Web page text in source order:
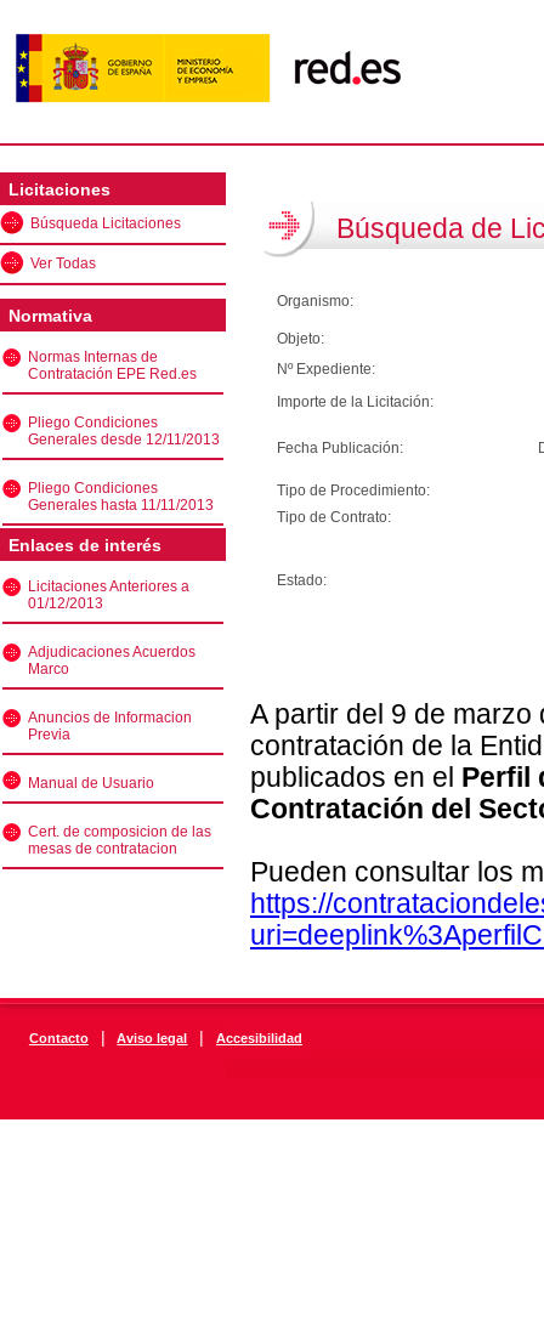
Licitaciones
Búsqueda Licitaciones
Ver Todas
Normativa
Normas Internas de
Contratación EPE Red.es
Pliego Condiciones
Generales desde 12/11/2013
Pliego Condiciones
Generales hasta 11/11/2013
Enlaces de interés
Licitaciones Anteriores a
01/12/2013
Adjudicaciones Acuerdos
Marco
Anuncios de Informacion
Previa
Manual de Usuario
Cert. de composicion de las
mesas de contratacion
Búsqueda de
Organismo:
Objeto:
Nº Expediente:
Importe de la Licitación:
Fecha Publicación:
Tipo de Procedimiento:
Tipo de Contrato:
Estado:
A partir del 9 de
contratación de la
publicados en el Perfil
Contratación del
Pueden consultar los
https://
Contacto | Aviso legal | Accesibilidad